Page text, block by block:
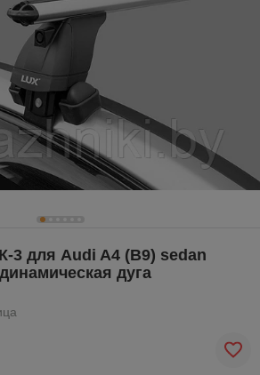
3 для Audi A4 (B9) sedan
дуга